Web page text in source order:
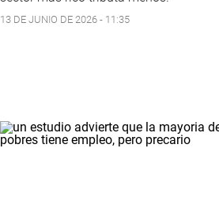
13 DE JUNIO DE 2026 - 11:35